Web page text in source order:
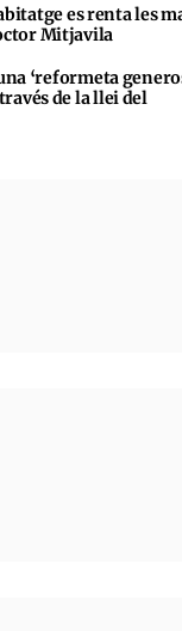
es renta les
Mitjavila
‘reformeta
de la llei del